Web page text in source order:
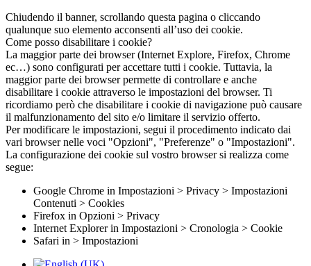
Chiudendo il banner, scrollando questa pagina o cliccando
qualunque suo elemento acconsenti all’uso dei cookie.
Come posso disabilitare i cookie?
La maggior parte dei browser (Internet Explore, Firefox, Chrome
ec…) sono configurati per accettare tutti i cookie. Tuttavia, la
maggior parte dei browser permette di controllare e anche
disabilitare i cookie attraverso le impostazioni del browser. Ti
ricordiamo però che disabilitare i cookie di navigazione può causare
il malfunzionamento del sito e/o limitare il servizio offerto.
Per modificare le impostazioni, segui il procedimento indicato dai
vari browser nelle voci "Opzioni", "Preferenze" o "Impostazioni".
La configurazione dei cookie sul vostro browser si realizza come
segue:
Google Chrome in Impostazioni > Privacy > Impostazioni
Contenuti > Cookies
Firefox in Opzioni > Privacy
Internet Explorer in Impostazioni > Cronologia > Cookie
Safari in > Impostazioni